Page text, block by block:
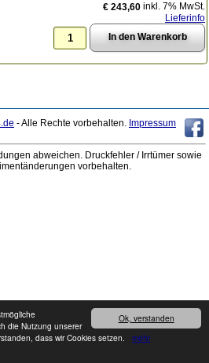
Ok, verstanden
die Nutzung unserer
dass wir Cookies setzen. mehr
€ 243,60 inkl. 7% MwSt.
Lieferinfo
- Alle Rechte vorbehalten. Impressum
abweichen. Druckfehler / Irrtümer sowie
vorbehalten.